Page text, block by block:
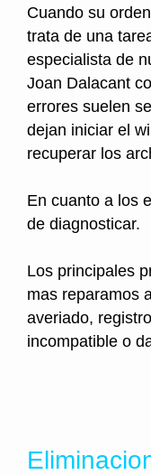
Cuando su
trata de una
especialista de
Joan Dalacant
errores suelen
dejan iniciar el
recuperar los
En cuanto a los
de diagnosticar.
Los principales
mas reparamos
averiado,
incompatible o